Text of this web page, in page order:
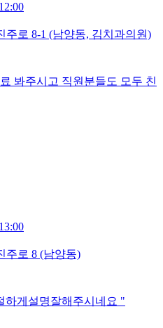
주로 8-1 (남양동, 김치과의원)
봐주시고 직원분들도 모두 친
주로 8 (남양동)
하게설명잘해주시네요 "